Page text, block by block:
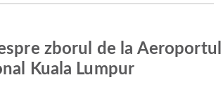
zborul de la
Kuala Lumpur